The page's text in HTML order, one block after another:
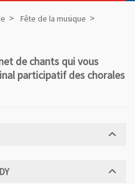
Fête de la musique
de chants qui vous
participatif des chorales